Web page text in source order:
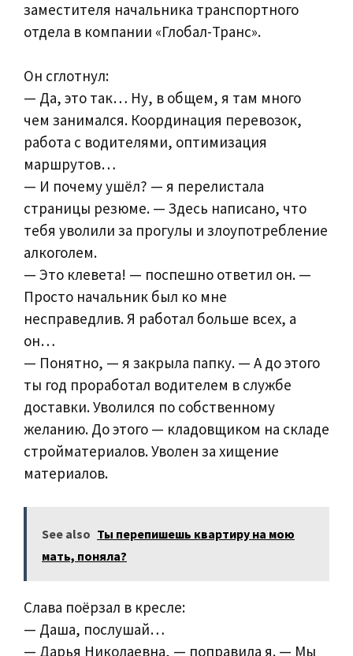
заместителя начальника транспортного
отдела в компании «Глобал-Транс».
Он сглотнул:
— Да, это так… Ну, в общем, я там много
чем занимался. Координация перевозок,
работа с водителями, оптимизация
маршрутов…
— И почему ушёл? — я перелистала
страницы резюме. — Здесь написано, что
тебя уволили за прогулы и злоупотребление
алкоголем.
— Это клевета! — поспешно ответил он. —
Просто начальник был ко мне
несправедлив. Я работал больше всех, а
он…
— Понятно, — я закрыла папку. — А до этого
ты год проработал водителем в службе
доставки. Уволился по собственному
желанию. До этого — кладовщиком на складе
стройматериалов. Уволен за хищение
материалов.
See also Ты перепишешь квартиру на мою
мать, поняла?
Слава поёрзал в кресле:
— Даша, послушай…
— Дарья Николаевна, — поправила я. — Мы